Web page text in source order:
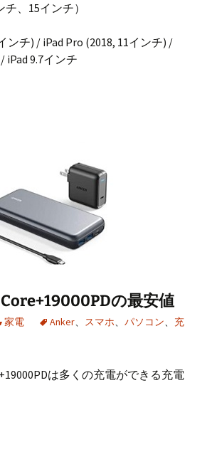
、15インチ）
ンチ) / iPad Pro (2018, 11インチ) /
iPad 9.7インチ
の最安値
家電 Anker、 スマホ、 パソコン、 充
は多くの充電ができる充電